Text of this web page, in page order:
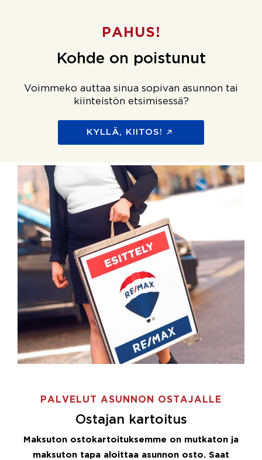
PAHUS!
Kohde on poistunut
Voimmeko auttaa sinua sopivan asunnon tai
kiinteistön etsimisessä?
KYLLÄ, KIITOS!
PALVELUT ASUNNON OSTAJALLE
Ostajan kartoitus
Maksuton ostokartoituksemme on mutkaton ja
maksuton tapa aloittaa asunnon osto. Saat